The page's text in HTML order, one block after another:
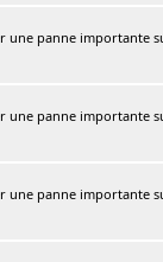
panne importante
panne importante
panne importante